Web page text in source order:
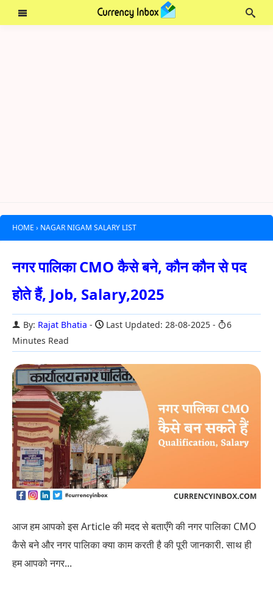
HOME › NAGAR NIGAM SALARY LIST
नगर पालिका CMO कैसे बने, कौन कौन से पद
होते हैं, Job, Salary,2025
By: Rajat Bhatia Last Updated: 28-08-2025
6
Minutes Read
आज हम आपको इस Article की मदद से बताएँगे की नगर पालिका CMO
कैसे बने और नगर पालिका क्या काम करती है की पूरी जानकारी. साथ ही
हम आपको नगर...